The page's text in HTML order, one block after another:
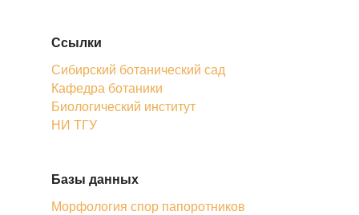
Ссылки
Сибирский ботанический сад
Кафедра ботаники
Биологический институт
НИ ТГУ
Базы данных
Морфология спор папоротников